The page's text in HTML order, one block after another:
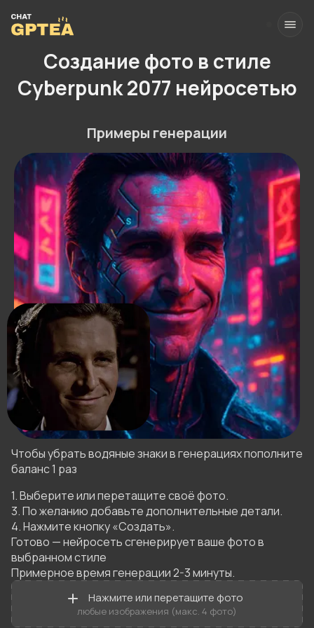
Создание фото в стиле
Cyberpunk 2077 нейросетью
Нажмите или перетащите фото
любые изображения (макс. 4 фото)
Примеры генерации
Чтобы убрать водяные знаки в генерациях пополните
баланс 1 раз
1. Выберите или перетащите своё фото.
3. По желанию добавьте дополнительные детали.
4. Нажмите кнопку «Создать».
Готово — нейросеть сгенерирует ваше фото в
выбранном стиле
Примерное время генерации 2-3 минуты.